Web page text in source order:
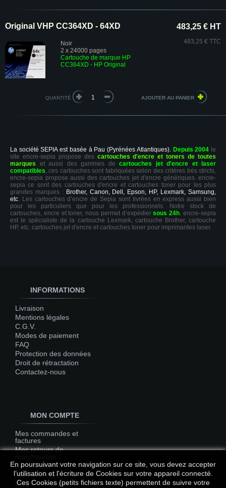
Original VHP CC364XD - 64XD
Noir
2 x 24000 pages
Cartouche de marque HP
CC364XD - HP Original
483,25 € HT
483,25 € TTC
QUANTITÉ
La société SEPIA est basée à Pau (Pyrénées Atlantiques). Depuis 2004 le
site encre-sepia propose des cartouches d'encre et toners de toutes
marques et aussi des gammes de cartouches jet d'encre et laser
compatibles, ces cartouches sont fabriquées selon des critères très stricts,
encre-sepia propose aussi des cartouches jet d'encre génériques. encre-
sepia ce sont des cartouches d'encre et cartouches toner pour les plus
grandes marques : Brother, Canon, Dell, Epson, HP, Lexmark, Samsung,
etc. Les cartouches d’encre de Sepia sont livrées en express aussi bien
pour les particuliers que pour les professionnels. Notre stock de
cartouches, encre et toner, nous permet d’expédiersous 24h. encre-sepia
est le spécialiste de la cartouche Lexmark, cartouche Brother, cartouche
HP, etc. cartouches jet d'encre et cartouches toner pour imprimantes laser.
INFORMATIONS
Livraison
Mentions légales
C.G.V.
Modes de paiement
FAQ
Protection des données
Droit de rétractation
Contactez-nous
MON COMPTE
Mes commandes et
factures
Mes retours de
Mes avoirs
Mes adresses
Mes informations
En poursuivant votre navigation sur ce site, vous devez accepter
l’utilisation et l'écriture de Cookies sur votre appareil connecté.
Ces Cookies (petits fichiers texte) permettent de suivre votre